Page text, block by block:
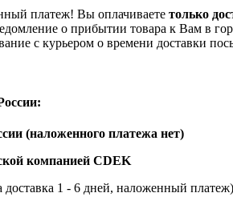
платеж! Вы оплачиваете только
о прибытии товара к Вам в
с курьером о времени доставки
(наложенного платежа нет)
компанией CDEK
доставка 1 - 6 дней, наложенный платеж)